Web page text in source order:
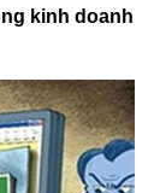
kinh doanh